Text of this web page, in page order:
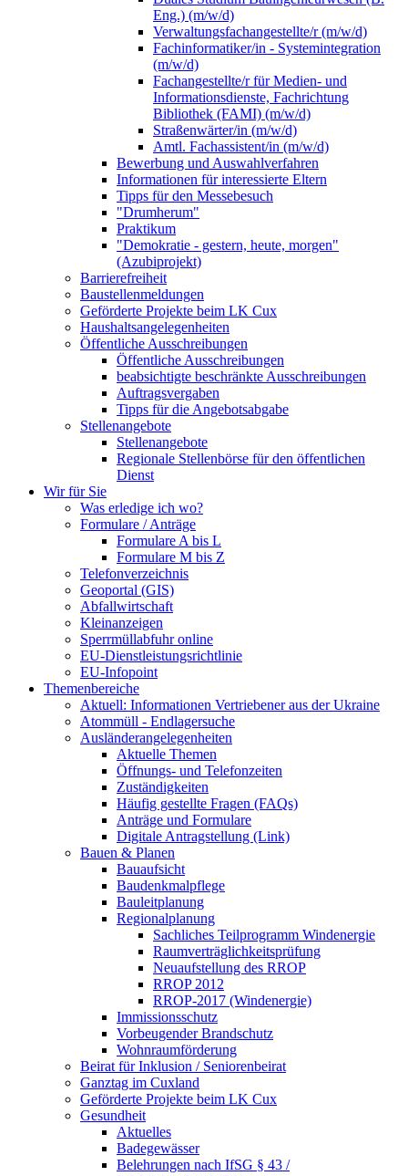
Eng.) (m/w/d)
Verwaltungsfachangestellte/r (m/w/d)
Fachinformatiker/in - Systemintegration
(m/w/d)
Fachangestellte/r für Medien- und
Informationsdienste, Fachrichtung
Bibliothek (FAMI) (m/w/d)
Straßenwärter/in (m/w/d)
Amtl. Fachassistent/in (m/w/d)
Bewerbung und Auswahlverfahren
Informationen für interessierte Eltern
Tipps für den Messebesuch
"Drumherum"
Praktikum
"Demokratie - gestern, heute, morgen"
(Azubiprojekt)
Barrierefreiheit
Baustellenmeldungen
Geförderte Projekte beim LK Cux
Haushaltsangelegenheiten
Öffentliche Ausschreibungen
Öffentliche Ausschreibungen
beabsichtigte beschränkte Ausschreibungen
Auftragsvergaben
Tipps für die Angebotsabgabe
Stellenangebote
Stellenangebote
Regionale Stellenbörse für den öffentlichen
Dienst
Wir für Sie
Was erledige ich wo?
Formulare / Anträge
Formulare A bis L
Formulare M bis Z
Telefonverzeichnis
Geoportal (GIS)
Abfallwirtschaft
Kleinanzeigen
Sperrmüllabfuhr online
EU-Dienstleistungsrichtlinie
EU-Infopoint
Themenbereiche
Aktuell: Informationen Vertriebener aus der Ukraine
Atommüll - Endlagersuche
Ausländerangelegenheiten
Aktuelle Themen
Öffnungs- und Telefonzeiten
Zuständigkeiten
Häufig gestellte Fragen (FAQs)
Anträge und Formulare
Digitale Antragstellung (Link)
Bauen & Planen
Bauaufsicht
Baudenkmalpflege
Bauleitplanung
Regionalplanung
Sachliches Teilprogramm Windenergie
Raumverträglichkeitsprüfung
Neuaufstellung des RROP
RROP 2012
RROP-2017 (Windenergie)
Immissionsschutz
Vorbeugender Brandschutz
Wohnraumförderung
Beirat für Inklusion / Seniorenbeirat
Ganztag im Cuxland
Geförderte Projekte beim LK Cux
Gesundheit
Aktuelles
Badegewässer
Belehrungen nach IfSG § 43 /